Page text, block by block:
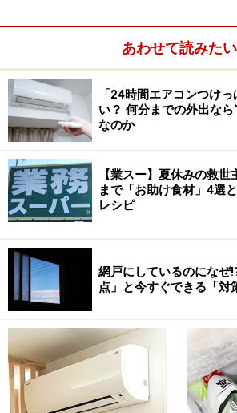
そしてその省エネ達成率に達してい
すく表示するマークが、下の図の省
緑色のeマークは省エネ達成率100％
れるもの。右のオレンジのeマークは
の製品に付けられるものです。
参照：省エネルギーセ
あわせて読みたい
「24時間エアコンつけ
い？ 何分までの外出なら
なのか
【業スー】夏休みの救
まで「お助け食材」4選
レシピ
網戸にしているのになぜ
点」と今すぐできる「対